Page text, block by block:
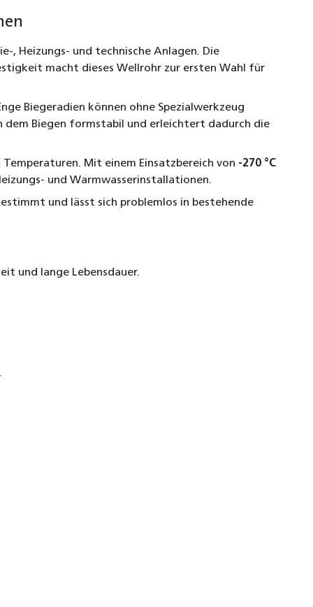
F3 F4 F8 LS-X
Dichtungen für Solar, Heizung &
– Flachdichtungen von 3/8" bis 2 1/2" –
bis 250 °C, kurzzeitig 350 °C, inkl.
oder Klemmbacke DN12 - DN40 –
aus massivem Stahl zur Bördelherstellung
, Heizungs- und technische Anlagen. Die
macht dieses Wellrohr zur ersten Wahl für
Biegeradien können ohne Spezialwerkzeug
dem Biegen formstabil und erleichtert dadurch die
Mit einem Einsatzbereich von -270 °C
und Warmwasserinstallationen.
und lässt sich problemlos in bestehende
und lange Lebensdauer.